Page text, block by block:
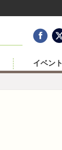
イベント